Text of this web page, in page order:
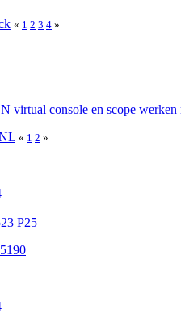
« 1 2 3 4 »
virtual console en scope werken
« 1 2 »
P25